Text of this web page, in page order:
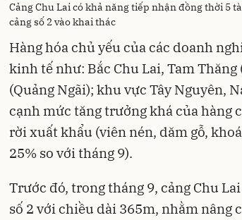
Cảng Chu Lai có khả năng tiếp nhận đồng thời 5
cảng số 2 vào khai thác
Hàng hóa chủ yếu của các doanh
kinh tế như: Bắc Chu Lai, Tam Thăng
(Quảng Ngãi); khu vực Tây Nguyên,
cạnh mức tăng trưởng khá của hàng
rời xuất khẩu (viên nén, dăm gỗ,
25% so với tháng 9).
Trước đó, trong tháng 9, cảng Chu
số 2 với chiều dài 365m, nhằm nâng